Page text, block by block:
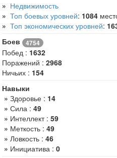
» Недвижимость
» Топ боевых уровней: 1084
» Топ экономических уровней:
Боев
4754
Побед : 1632
Поражений : 2968
Ничьих : 154
Навыки
» Здоровье : 14
» Сила : 49
» Интеллект : 59
» Меткость : 49
» Ловкость : 46
» Инициатива : 0